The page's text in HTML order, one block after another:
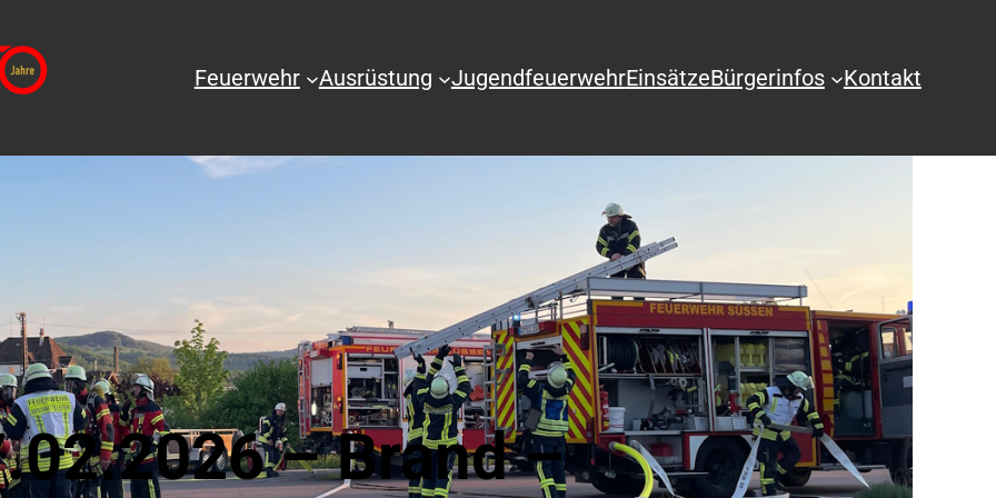
Feuerwehr Ausrüstung JugendfeuerwehrEinsätzeBürgerinfos Kontakt
– Brand –